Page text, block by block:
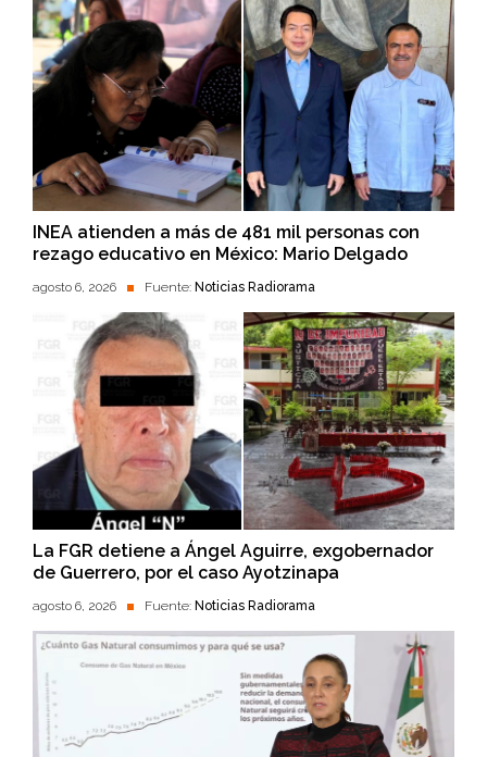
INEA atienden a más de 481 mil personas con
rezago educativo en México: Mario Delgado
agosto 6, 2026 Fuente: Noticias Radiorama
La FGR detiene a Ángel Aguirre, exgobernador
de Guerrero, por el caso Ayotzinapa
agosto 6, 2026 Fuente: Noticias Radiorama